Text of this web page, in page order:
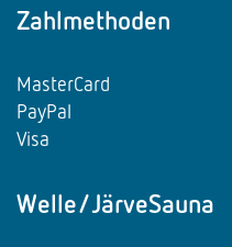
Zahlmethoden
MasterCard
PayPal
Visa
Welle/JärveSauna